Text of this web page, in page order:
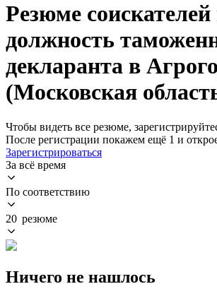
Резюме соискателей
должность
декларанта в
(Московская
Чтобы видеть все резюме,
После регистрации покажем ещё 1 и
Зарегистрироваться
За всё время
По соответствию
20 резюме
Ничего не нашлось